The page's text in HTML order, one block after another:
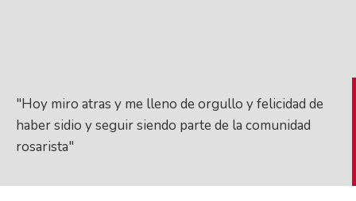
"Hoy miro atras y me lleno de orgullo y felicidad de
haber sidio y seguir siendo parte de la comunidad
rosarista"